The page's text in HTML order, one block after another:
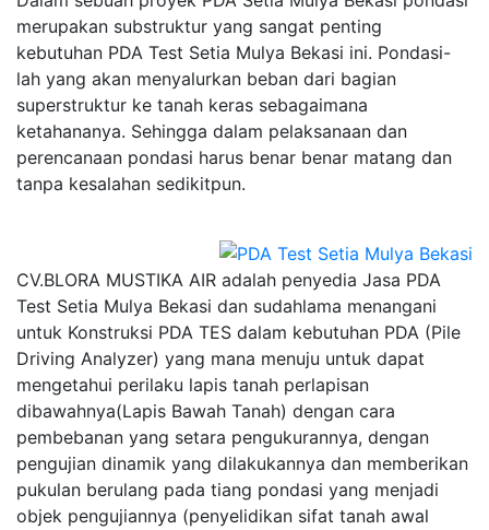
merupakan substruktur yang sangat penting
kebutuhan PDA Test Setia Mulya Bekasi ini. Pondasi-
lah yang akan menyalurkan beban dari bagian
superstruktur ke tanah keras sebagaimana
ketahananya. Sehingga dalam pelaksanaan dan
perencanaan pondasi harus benar benar matang dan
tanpa kesalahan sedikitpun.
CV.BLORA MUSTIKA AIR adalah penyedia Jasa PDA
Test Setia Mulya Bekasi dan sudahlama menangani
untuk Konstruksi PDA TES dalam kebutuhan PDA (Pile
Driving Analyzer) yang mana menuju untuk dapat
mengetahui perilaku lapis tanah perlapisan
dibawahnya(Lapis Bawah Tanah) dengan cara
pembebanan yang setara pengukurannya, dengan
pengujian dinamik yang dilakukannya dan memberikan
pukulan berulang pada tiang pondasi yang menjadi
objek pengujiannya (penyelidikan sifat tanah awal